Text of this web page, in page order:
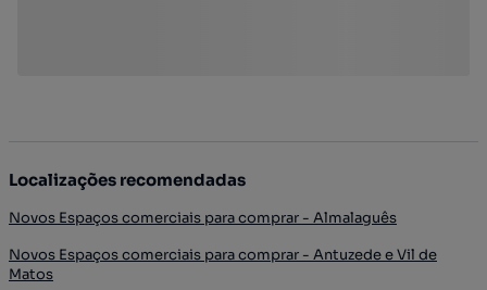
Localizações recomendadas
Novos Espaços comerciais para comprar - Almalaguês
Novos Espaços comerciais para comprar - Antuzede e Vil de
Matos